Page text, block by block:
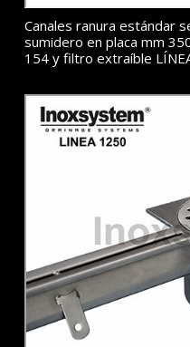
Canales ranura estándar
sumidero en placa mm
154 y filtro extraíble